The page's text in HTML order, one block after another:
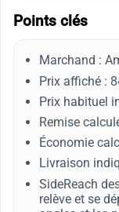
Points clés
Marchand :
Prix affiché :
Prix habituel
Remise
Économie
Livraison
SideReach
relève et se